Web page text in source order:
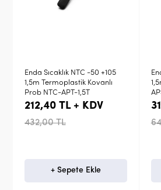
+105
Enda Sıcaklık NTC -60 +150
1,5m Çelik Kovanlı Prob NTC-
APS-1,5S
318,60 TL + KDV
648,00 TL
+ Sepete Ekle